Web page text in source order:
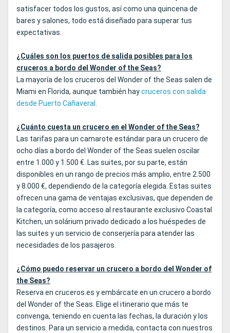
satisfacer todos los gustos, así como una quincena de
bares y salones, todo está diseñado para superar tus
expectativas.
¿Cuáles son los puertos de salida posibles para los
cruceros a bordo del Wonder of the Seas?
La mayoría de los cruceros del Wonder of the Seas salen de
Miami en Florida, aunque también haycruceros con salida
desde Puerto Cañaveral.
¿Cuánto cuesta un crucero en el Wonder of the Seas?
Las tarifas para un camarote estándar para un crucero de
ocho días a bordo del Wonder of the Seas suelen oscilar
entre 1.000 y 1.500 €. Las suites, por su parte, están
disponibles en un rango de precios más amplio, entre 2.500
y 8.000 €, dependiendo de la categoría elegida. Estas suites
ofrecen una gama de ventajas exclusivas, que dependen de
la categoría, como acceso al restaurante exclusivo Coastal
Kitchen, un solárium privado dedicado a los huéspedes de
las suites y un servicio de conserjería para atender las
necesidades de los pasajeros.
¿Cómo puedo reservar un crucero a bordo del Wonder of
the Seas?
Reserva en cruceros.es y embárcate en un crucero a bordo
del Wonder of the Seas. Elige el itinerario que más te
convenga, teniendo en cuenta las fechas, la duración y los
destinos. Para un servicio a medida, contacta con nuestros